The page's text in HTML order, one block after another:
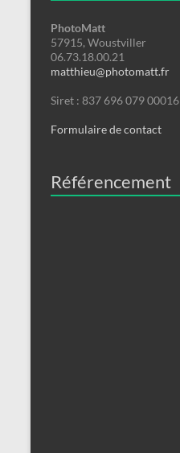
PhotoMatt
57915, Woustviller
06.73.18.00.21
matthieu@photomatt.fr
Siret : 837 696 079 00016
Formulaire de contact
Référencement